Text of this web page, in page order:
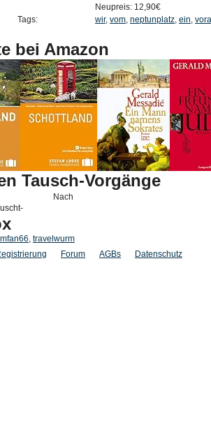
Neupreis: 12,90€
Tags:
wir, vom, neptunplatz, ein,
bei Amazon
Tausch-Vorgänge
Nach
, travelwurm
Forum AGBs Datenschutz